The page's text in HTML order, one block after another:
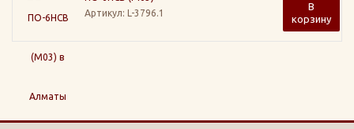
Артикул: L-3796.1
В
корзину